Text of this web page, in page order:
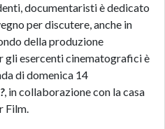
documentaristi è dedicato
per discutere, anche in
della produzione
gli esercenti cinematografici è
di domenica 14
, in collaborazione con la casa
Film.